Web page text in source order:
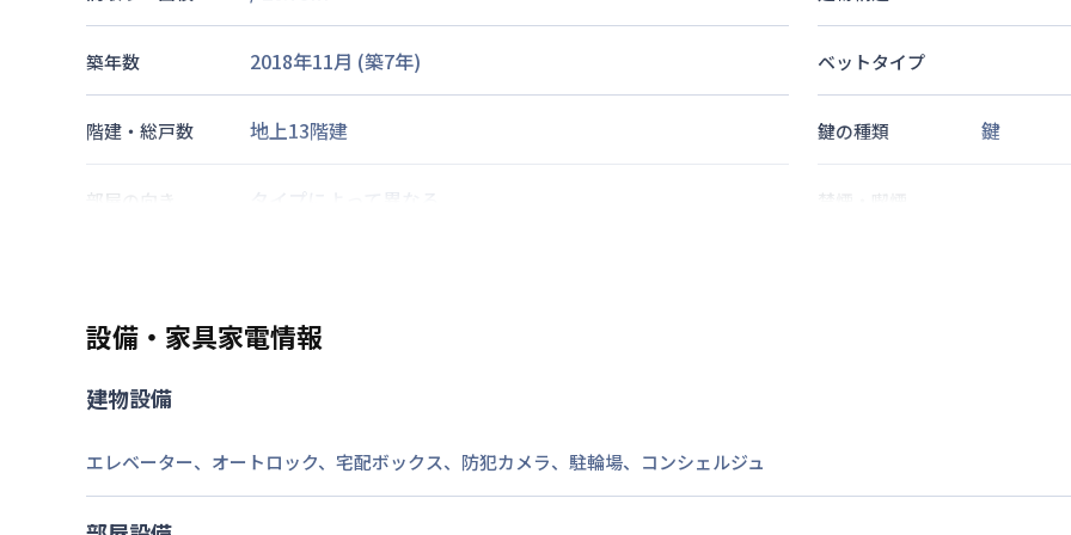
築年数 2018年11月 (築7年) ベットタイプ
階建・総戸数 地上13階建 鍵の種類 鍵
部屋の向き タイプによって異なる 禁煙・喫煙
大阪市御堂筋線
駐車場
情報更新日 2026年7月23日
設備・家具家電情報
建物設備
エレベーター、 オートロック、 宅配ボックス、 防犯カメラ、 駐輪場、 コンシェルジュ